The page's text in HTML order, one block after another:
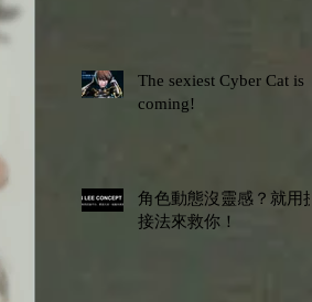
The sexiest Cyber Cat is
coming!
角色動態沒靈感？就用拼
接法來救你！